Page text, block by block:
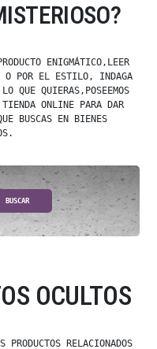
ENIGMÁTICO,LEER
O POR EL ESTILO, INDAGA
QUE QUIERAS,POSEEMOS
ONLINE PARA DAR
BUSCAS EN BIENES
BUSCAR
OCULTOS
PRODUCTOS RELACIONADOS